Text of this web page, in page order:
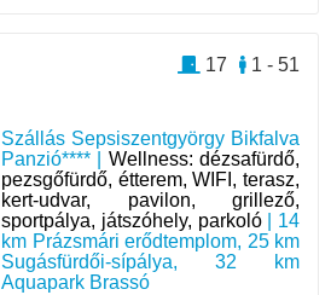
Szállás Sepsiszentgyörgy Bikfalva
Panzió**** | Wellness: dézsafürdő,
pezsgőfürdő, étterem, WIFI, terasz,
kert-udvar, pavilon, grillező,
sportpálya, játszóhely, parkoló| 14
km Prázsmári erődtemplom, 25 km
Sugásfürdői-sípálya, 32 km
Aquapark Brassó
1 - 51
17